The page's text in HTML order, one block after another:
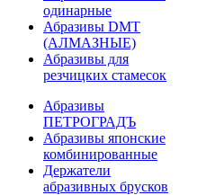
одинарные
Абразивы DMT
(АЛМАЗНЫЕ)
Абразивы для
резчицких стамесок
Абразивы
ПЕТРОГРАДЪ
Абразивы японские
комбинированные
Держатели
абразивных брусков